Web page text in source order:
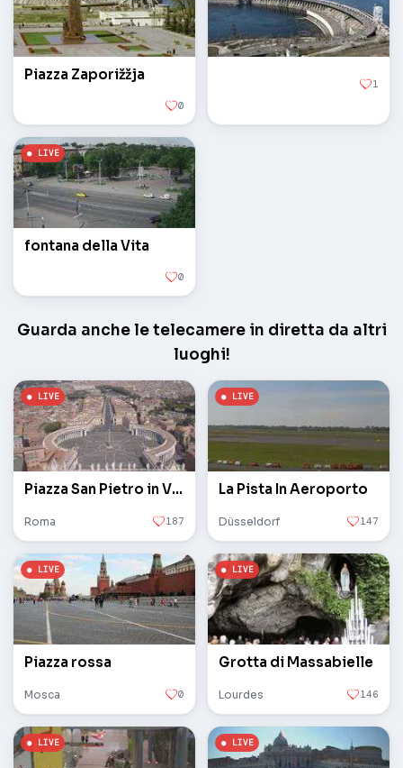
Piazza Zaporižžja
0
1
fontana della Vita
0
Guarda anche le telecamere in diretta da altri
luoghi!
Piazza San Pietro in Vaticano
Roma 187
La Pista In Aeroporto
Düsseldorf 147
Piazza rossa
Mosca 0
Grotta di Massabielle
Lourdes 146